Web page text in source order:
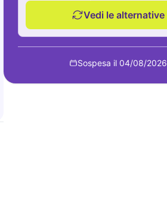
Vedi le alternative
Sospesa il 04/08/2026